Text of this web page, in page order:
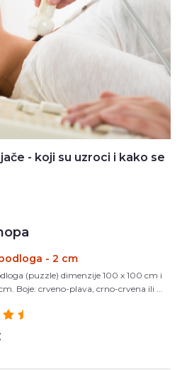
- koji su uzroci i kako se
- 2 cm
(puzzle) dimenzije 100 x 100 cm i
Boje: crveno-plava, crno-crvena ili ...